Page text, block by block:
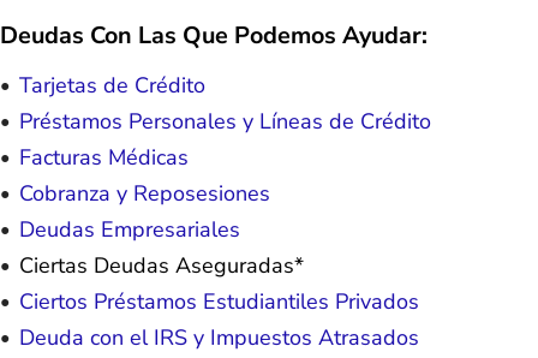
Deudas Con Las Que Podemos Ayudar:
Tarjetas de Crédito
Préstamos Personales y Líneas de Crédito
Facturas Médicas
Cobranza y Reposesiones
Deudas Empresariales
Ciertas Deudas Aseguradas*
Ciertos Préstamos Estudiantiles Privados
Deuda con el IRS y Impuestos Atrasados